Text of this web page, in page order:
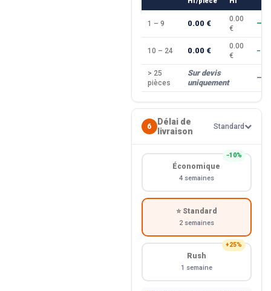
1 – 9 0.00 €
0.00
€
—
10 – 24 0.00 €
0.00
€
> 25
pièces
Sur devis
uniquement
—
6
Délai de
livraison
Standard
−10%
Économique
4 semaines
⭐ Standard
2 semaines
+25%
Rush
1 semaine